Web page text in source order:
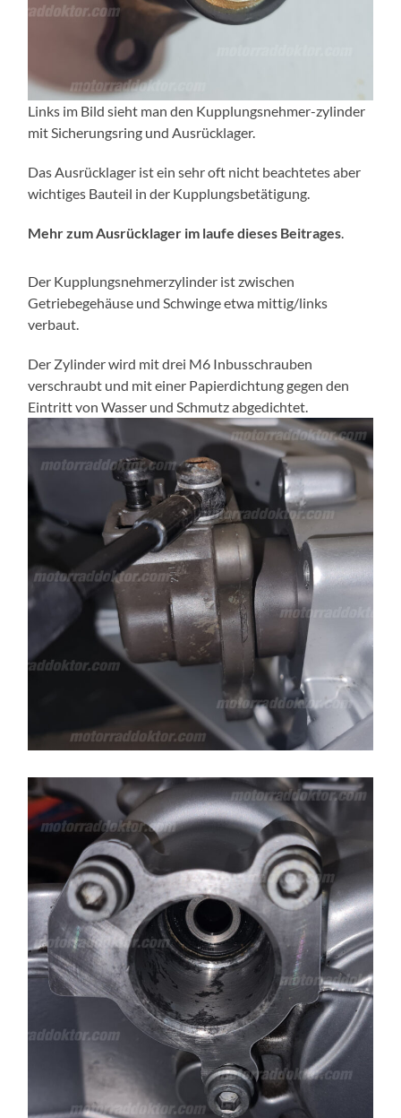
Links im Bild sieht man den Kupplungsnehmer-zylinder
mit Sicherungsring und Ausrücklager.
Das Ausrücklager ist ein sehr oft nicht beachtetes aber
wichtiges Bauteil in der Kupplungsbetätigung.
Mehr zum Ausrücklager im laufe dieses Beitrages.
Der Kupplungsnehmerzylinder ist zwischen
Getriebegehäuse und Schwinge etwa mittig/links
verbaut.
Der Zylinder wird mit drei M6 Inbusschrauben
verschraubt und mit einer Papierdichtung gegen den
Eintritt von Wasser und Schmutz abgedichtet.